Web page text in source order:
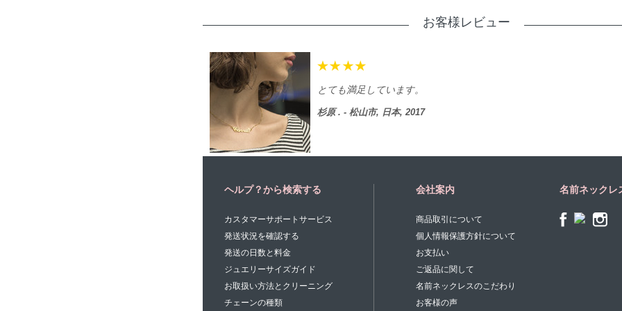
お客様レビュー
とても満足しています。
杉原 . - 松山市, 日本, 2017
ヘルプ？から検索する
カスタマーサポートサービス
発送状況を確認する
発送の日数と料金
ジュエリーサイズガイド
お取扱い方法とクリーニング
チェーンの種類
会社案内
商品取引について
個人情報保護方針について
お支払い
ご返品に関して
名前ネックレスのこだわり
お客様の声
名前ネックレ